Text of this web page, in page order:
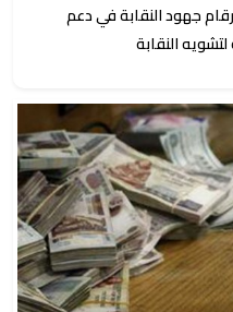
جهود النقابة في دعم
النقابة